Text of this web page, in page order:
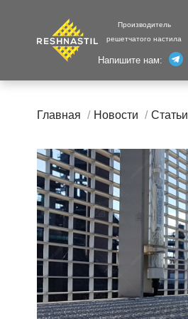
Производитель
решетчатого настила
Напишите нам:
Главная Новости Статьи